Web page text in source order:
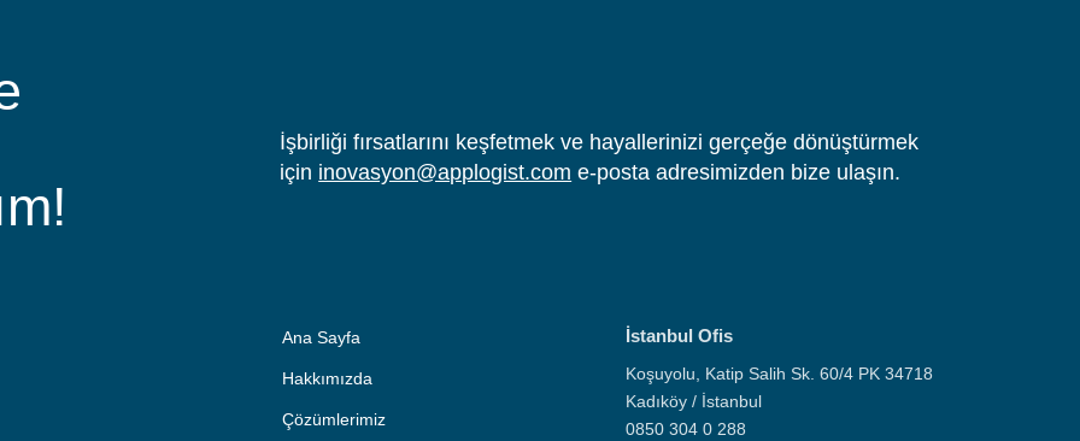
İşbirliği fırsatlarını keşfetmek ve hayallerinizi gerçeğe dönüştürmek
için inovasyon@applogist.com e-posta adresimizden bize ulaşın.
Ana Sayfa
Hakkımızda
Çözümlerimiz
İstanbul Ofis
Koşuyolu, Katip Salih Sk. 60/4 PK 34718
Kadıköy / İstanbul
0850 304 0 288